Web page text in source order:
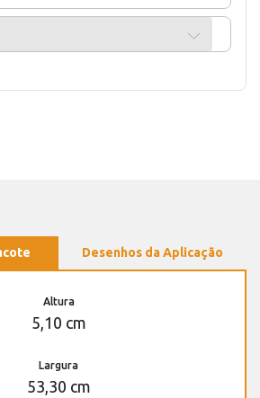
Desenhos da Aplicação
Altura
5,10 cm
Largura
53,30 cm